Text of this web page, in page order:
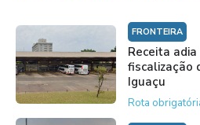
FRONTEIRA
Receita
fiscalização
Iguaçu
Rota